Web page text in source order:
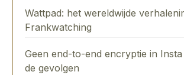
Wattpad: het wereldwijde
Frankwatching
Geen end-to-end encryptie in Insta
de gevolgen